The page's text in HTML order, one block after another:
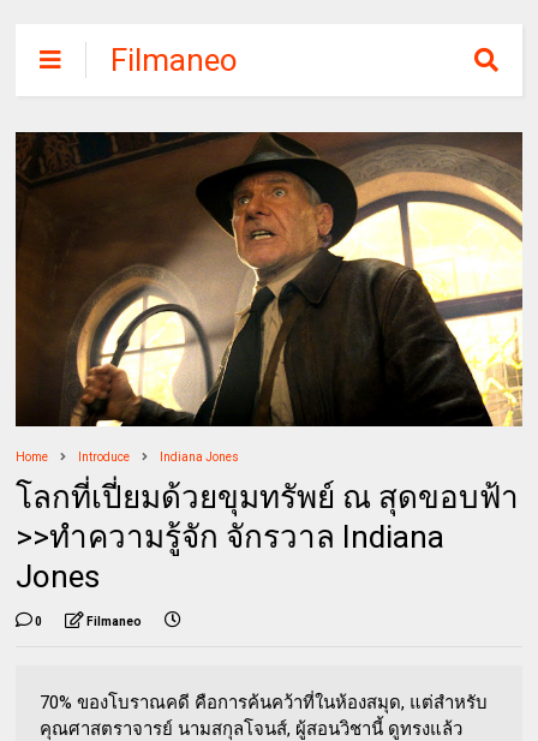
Filmaneo
Home Introduce Indiana Jones
โลกที่เปี่ยมด้วยขุมทรัพย์ ณ สุดขอบฟ้า
>>ทำความรู้จัก จักรวาล Indiana
Jones
0 Filmaneo
70% ของโบราณคดี คือการค้นคว้าที่ในห้องสมุด, แต่สำหรับ
คุณศาสตราจารย์ นามสกุลโจนส์, ผู้สอนวิชานี้ ดูทรงแล้ว